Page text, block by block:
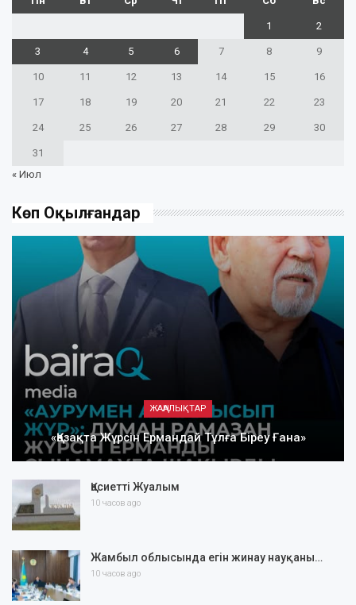
1 2
3 4 5 6 7 8 9
10 11 12 13 14 15 16
17 18 19 20 21 22 23
24 25 26 27 28 29 30
31
« Июл
Көп Оқылғандар
ЖАҢАЛЫҚТАР
«Қазақта Жүрсін Ермандай Тұлға Біреу Ғана»
Қасиетті Жуалым
10 часов ago
Жамбыл облысында егін жинау науқаны…
10 часов ago